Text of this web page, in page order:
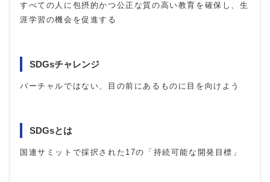
すべての人に包摂的かつ公正な質の高い教育を確保し、生
涯学習の機会を促進する
SDGsチャレンジ
バーチャルではない、目の前にあるものに目を向けよう
SDGsとは
国連サミットで採択された17の「持続可能な開発目標」